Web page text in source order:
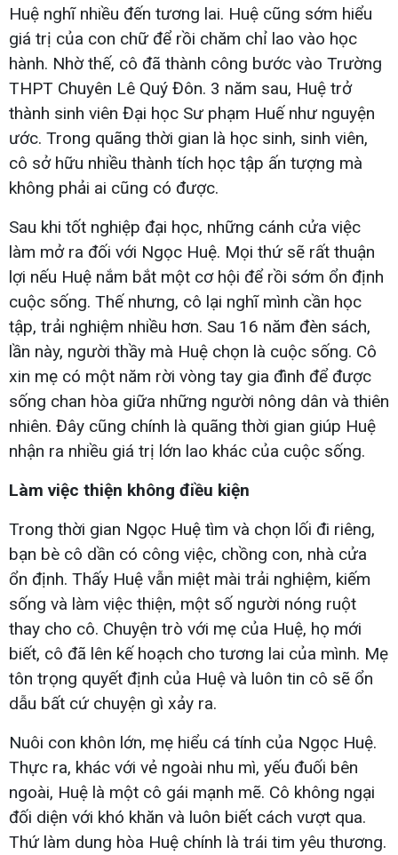
Huệ nghĩ nhiều đến tương lai. Huệ cũng sớm hiểu
giá trị của con chữ để rồi chăm chỉ lao vào học
hành. Nhờ thế, cô đã thành công bước vào Trường
THPT Chuyên Lê Quý Đôn. 3 năm sau, Huệ trở
thành sinh viên Đại học Sư phạm Huế như nguyện
ước. Trong quãng thời gian là học sinh, sinh viên,
cô sở hữu nhiều thành tích học tập ấn tượng mà
không phải ai cũng có được.
Sau khi tốt nghiệp đại học, những cánh cửa việc
làm mở ra đối với Ngọc Huệ. Mọi thứ sẽ rất thuận
lợi nếu Huệ nắm bắt một cơ hội để rồi sớm ổn định
cuộc sống. Thế nhưng, cô lại nghĩ mình cần học
tập, trải nghiệm nhiều hơn. Sau 16 năm đèn sách,
lần này, người thầy mà Huệ chọn là cuộc sống. Cô
xin mẹ có một năm rời vòng tay gia đình để được
sống chan hòa giữa những người nông dân và thiên
nhiên. Đây cũng chính là quãng thời gian giúp Huệ
nhận ra nhiều giá trị lớn lao khác của cuộc sống.
Làm việc thiện không điều kiện
Trong thời gian Ngọc Huệ tìm và chọn lối đi riêng,
bạn bè cô dần có công việc, chồng con, nhà cửa
ổn định. Thấy Huệ vẫn miệt mài trải nghiệm, kiếm
sống và làm việc thiện, một số người nóng ruột
thay cho cô. Chuyện trò với mẹ của Huệ, họ mới
biết, cô đã lên kế hoạch cho tương lai của mình. Mẹ
tôn trọng quyết định của Huệ và luôn tin cô sẽ ổn
dẫu bất cứ chuyện gì xảy ra.
Nuôi con khôn lớn, mẹ hiểu cá tính của Ngọc Huệ.
Thực ra, khác với vẻ ngoài nhu mì, yếu đuối bên
ngoài, Huệ là một cô gái mạnh mẽ. Cô không ngại
đối diện với khó khăn và luôn biết cách vượt qua.
Thứ làm dung hòa Huệ chính là trái tim yêu thương.